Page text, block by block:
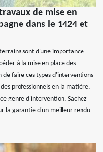
de mise en
dans le 1424 et
sont d'une importance
à la mise en place des
de faire ces types d'interventions
professionnels en la matière.
genre d'intervention. Sachez
la garantie d'un meilleur rendu